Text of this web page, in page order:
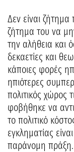
Δεν είναι ζήτημα
ζήτημα του να
την αλήθεια και
δεκαετίες και
κάποιες φορές
ηπιότερες
πολιτικός χώρος
φοβήθηκε να
το πολιτικό
εγκληματίας
παράνομη πράξη.